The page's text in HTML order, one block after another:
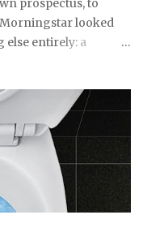
Protini
prospectus, to
looked
else entirely: a
fund actually
Not a lot, as it turns
ran the
that a large
fuel exposure.
a comparison
a nearly identical
different